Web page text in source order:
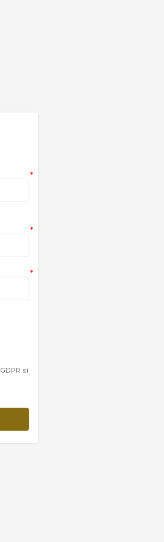
*
*
*
si